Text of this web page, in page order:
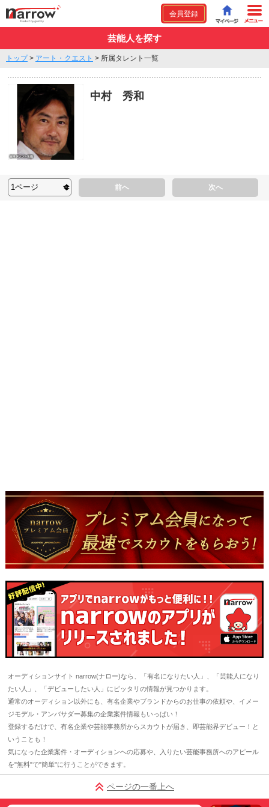
会員登録
芸能人を探す
トップ> アート・クエスト > 所属タレント一覧
中村 秀和
前へ 次へ
オーディションサイト narrow(ナロー)なら、「有名になりたい人」、「芸能人になり
たい人」、「デビューしたい人」にピッタリの情報が見つかります。
通常のオーディション以外にも、有名企業やブランドからのお仕事の依頼や、イメー
ジモデル・アンバサダー募集の企業案件情報もいっぱい！
登録するだけで、有名企業や芸能事務所からスカウトが届き、即芸能界デビュー！と
いうことも！
気になった企業案件・オーディションへの応募や、入りたい芸能事務所へのアピール
を"無料"で"簡単"に行うことができます。
ページの一番上へ